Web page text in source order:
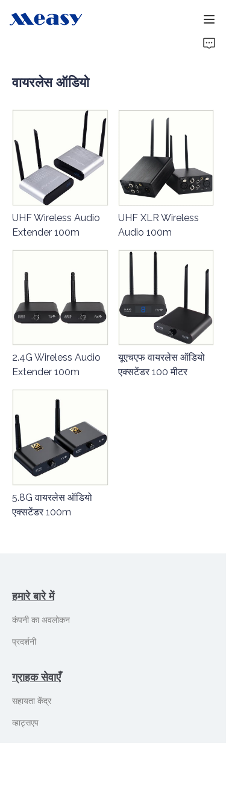
वायरलेस ऑडियो
UHF Wireless Audio
Extender 100m
UHF XLR Wireless
Audio 100m
2.4G Wireless Audio
Extender 100m
यूएचएफ वायरलेस ऑडियो
एक्सटेंडर 100 मीटर
5.8G वायरलेस ऑडियो
एक्सटेंडर 100m
हमारे बारे में
कंपनी का अवलोकन
प्रदर्शनी
ग्राहक सेवाएँ
सहायता केंद्र
व्हाट्सएप
उत्पाद
समाचार
समर्थन
HIN